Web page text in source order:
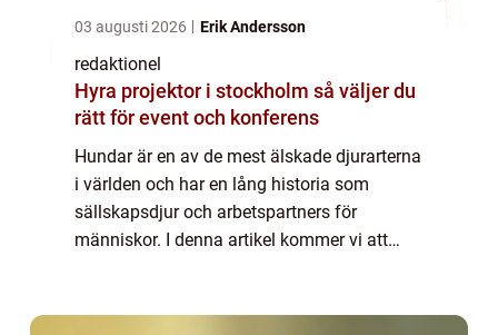
03 augusti 2026 Erik Andersson
redaktionel
Hyra projektor i stockholm så väljer du
rätt för event och konferens
Hundar är en av de mest älskade djurarterna
i världen och har en lång historia som
sällskapsdjur och arbetspartners för
människor. I denna artikel kommer vi att